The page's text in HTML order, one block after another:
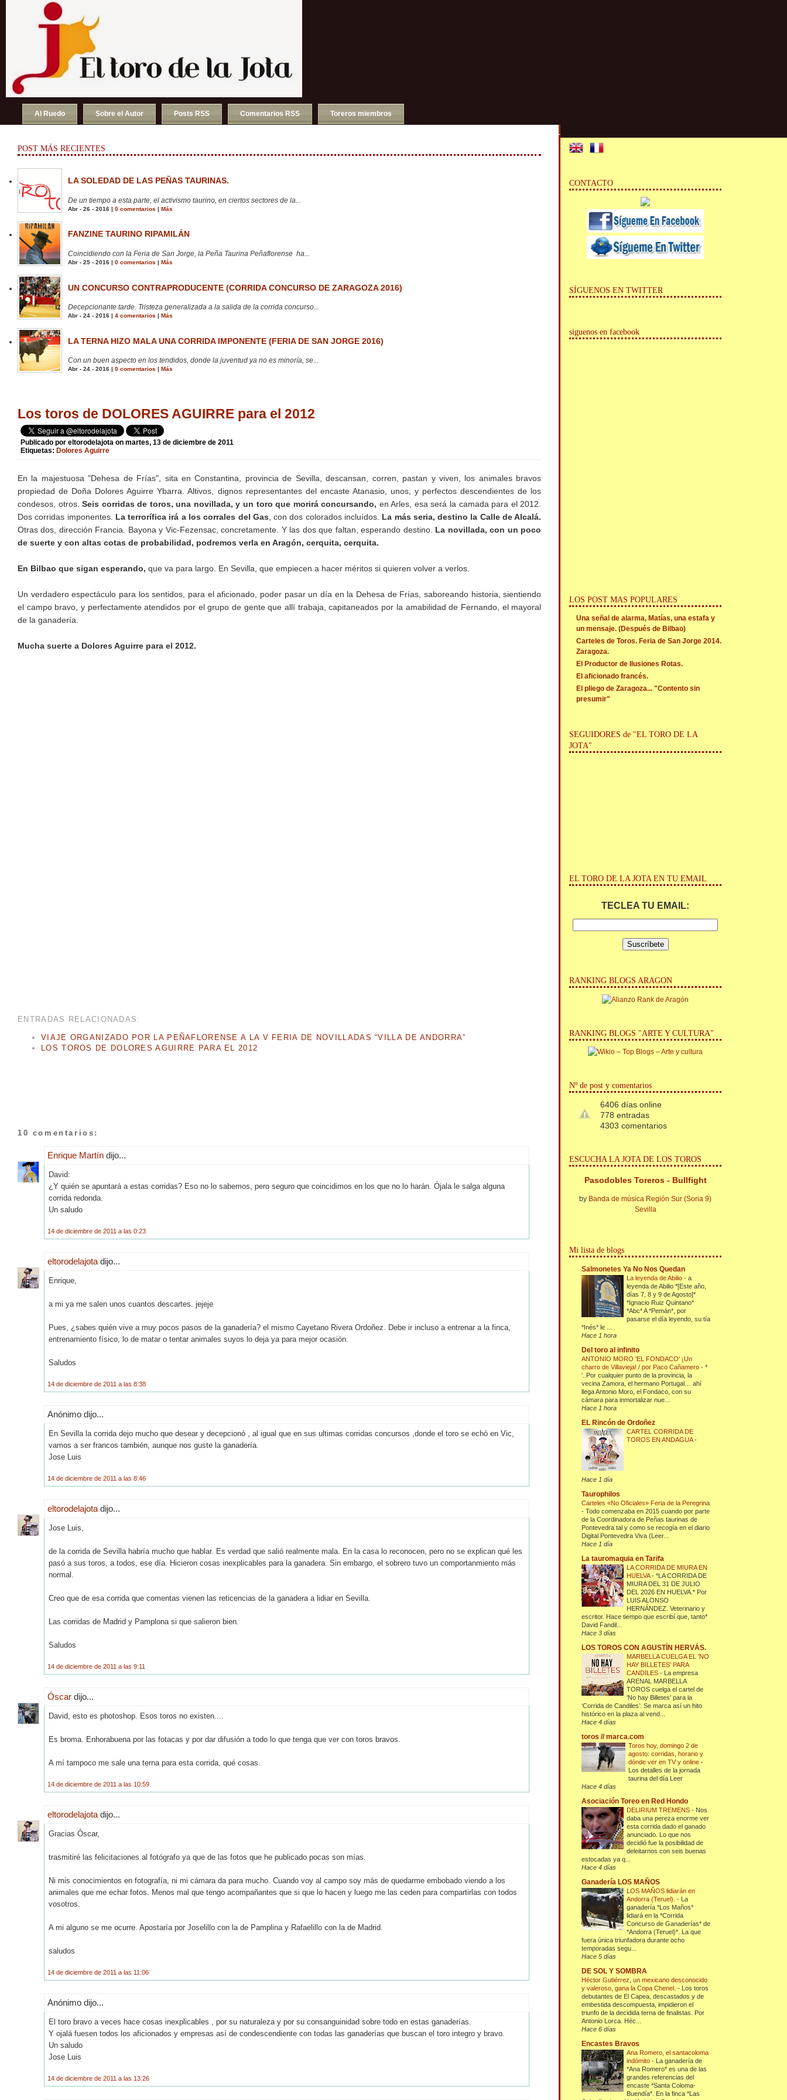
Al Ruedo Sobre el Autor Posts RSS Comentarios RSS Toreros miembros
POST MÁS RECIENTES
LA SOLEDAD DE LAS PEÑAS TAURINAS.
De un tiempo a esta parte, el activismo taurino, en ciertos sectores de la...
Abr - 26 - 2016 | 0 comentarios | Más
FANZINE TAURINO RIPAMILÁN
Coincidiendo con la Feria de San Jorge, la Peña Taurina Peñaflorense ha...
Abr - 25 - 2016 | 0 comentarios | Más
UN CONCURSO CONTRAPRODUCENTE (CORRIDA CONCURSO DE ZARAGOZA 2016)
Decepcionante tarde. Tristeza generalizada a la salida de la corrida concurso...
Abr - 24 - 2016 | 4 comentarios | Más
LA TERNA HIZO MALA UNA CORRIDA IMPONENTE (FERIA DE SAN JORGE 2016)
Con un buen aspecto en los tendidos, donde la juventud ya no es minoría, se...
Abr - 24 - 2016 | 0 comentarios Más
Los toros de DOLORES AGUIRRE para el 2012
Publicado por eltorodelajota on martes, 13 de diciembre de 2011
Etiquetas: Dolores Aguirre
En la majestuosa "Dehesa de Frías", sita en Constantina, provincia de Sevilla, descansan, corren, pastan y viven, los animales bravos
propiedad de Doña Dolores Aguirre Ybarra. Altivos, dignos representantes del encaste Atanasio, unos, y perfectos descendientes de los
condesos, otros.Seis corridas de toros, una novillada, y un toro que morirá concursando, en Arles, esa será la camada para el 2012.
Dos corridas imponentes. La terrorífica irá a los corrales del Gas , con dos colorados incluídos. La más seria, destino la Calle de Alcalá.
Otras dos, dirección Francia. Bayona y Vic-Fezensac, concretamente. Y las dos que faltan, esperando destino. La novillada, con un poco
de suerte y con altas cotas de probabilidad, podremos verla en Aragón, cerquita, cerquita.
En Bilbao que sigan esperando, que va para largo. En Sevilla, que empiecen a hacer méritos si quieren volver a verlos.
Un verdadero espectáculo para los sentidos, para el aficionado, poder pasar un día en la Dehesa de Frías, saboreando historia, sientiendo
el campo bravo, y perfectamente atendidos por el grupo de gente que allí trabaja, capitaneados por la amabilidad de Fernando, el mayoral
de la ganadería.
Mucha suerte a Dolores Aguirre para el 2012.
ENTRADAS RELACIONADAS:
VIAJE ORGANIZADO POR LA PEÑAFLORENSE A LA V FERIA DE NOVILLADAS “VILLA DE ANDORRA”
LOS TOROS DE DOLORES AGUIRRE PARA EL 2012
10 comentarios:
Enrique Martín dijo...
David:
¿Y quién se apuntará a estas corridas? Eso no lo sabemos, pero seguro que coincidimos en los que no lo harán. Ójala le salga alguna
corrida redonda.
Un saludo
14 de diciembre de 2011 a las 0:23
eltorodelajota dijo...
Enrique,
a mi ya me salen unos cuantos descartes. jejeje
Pues, ¿sabes quién vive a muy pocos pasos de la ganadería? el mismo Cayetano Rivera Ordoñez. Debe ir incluso a entrenar a la finca,
entrenamiento físico, lo de matar o tentar animales suyos lo deja ya para mejor ocasión.
Saludos
14 de diciembre de 2011 a las 8:38
Anónimo dijo...
En Sevilla la corrida dejo mucho que desear y decepcionó , al igual que en sus ultimas corridas concursos ,donde el toro se echó en Vic,
vamos a ser francos también, aunque nos guste la ganadería.
Jose Luis
14 de diciembre de 2011 a las 8:46
eltorodelajota dijo...
Jose Luis,
de la corrida de Sevilla habría mucho que hablar. Es verdad que salió realmente mala. En la casa lo reconocen, pero no se explican qué les
pasó a sus toros, a todos, ese día. Hicieron cosas inexplicables para la ganadera. Sin embargo, el sobrero tuvo un comportanmiento más
normal.
Creo que de esa corrida que comentas vienen las reticencias de la ganadera a lidiar en Sevilla.
Las corridas de Madrid y Pamplona si que salieron bien.
Saludos
14 de diciembre de 2011 a las 9:11
Óscar dijo...
David, esto es photoshop. Esos toros no existen....
Es broma. Enhorabuena por las fotacas y por dar difusión a todo lo que tenga que ver con toros bravos.
A mí tampoco me sale una terna para esta corrida, qué cosas.
14 de diciembre de 2011 a las 10:59
eltorodelajota dijo...
Gracias Óscar,
trasmitiré las felicitaciones al fotógrafo ya que de las fotos que he publicado pocas son mías.
Ni mis conocimientos en fotografía, ni mi cámara da para mucho. Cuando voy al campo soy más de quedarme embobado viendo a los
animales que me echar fotos. Menos mal que tengo acompañantes que si que lo hacen y luego me las ceden para compartirlas con todos
vosotros.
A mi alguno se me ocurre. Apostaría por Joselillo con la de Pamplina y Rafaelillo con la de Madrid.
saludos
14 de diciembre de 2011 a las 11:06
Anónimo dijo...
El toro bravo a veces hace cosas inexplicables , por su naturaleza y por su consanguinidad sobre todo en estas ganaderías.
Y ojalá fuesen todos los aficionados y empresas así de condescendiente con todas las ganaderías que buscan el toro integro y bravo.
Un saludo
Jose Luis
14 de diciembre de 2011 a las 13:26
CONTACTO
SÍGUENOS EN TWITTER
siguenos en facebook
LOS POST MAS POPULARES
Una señal de alarma, Matías, una estafa y
un mensaje. (Después de Bilbao)
Carteles de Toros. Feria de San Jorge 2014.
Zaragoza.
El Productor de Ilusiones Rotas.
El aficionado francés.
El pliego de Zaragoza... "Contento sin
presumir"
SEGUIDORES de "EL TORO DE LA
JOTA"
EL TORO DE LA JOTA EN TU EMAIL
TECLEA TU EMAIL:
RANKING BLOGS ARAGON
RANKING BLOGS "ARTE Y CULTURA"
Nº de post y comentarios
6406 días online
778 entradas
4303 comentarios
ESCUCHA LA JOTA DE LOS TOROS
Pasodobles Toreros - Bullfight
by Banda de música Región Sur (Soria 9)
Sevilla
Mi lista de blogs
Salmonetes Ya No Nos Quedan
La leyenda de Abilio-a
leyenda de Abilio *[Este año,
días 7, 8 y 9 de Agosto]*
*Ignacio Ruiz Quintano*
*Abc* A *Pemán*, por
pasarse el día leyendo, su tía
*Inés* le ...
Hace 1 hora
Del toro al infinito
ANTONIO MORO 'EL FONDACO' ¡Un
charro de Villavieja! / por Paco Cañamero-*
'..Por cualquier punto de la provincia, la
vecina Zamora, el hermano Portugal… ahí
llega Antonio Moro, el Fondaco, con su
cámara para inmortalizar nue...
Hace 1 hora
EL Rincón de Ordoñez
CARTEL CORRIDA DE
TOROS EN ANDAGUA-
Hace 1 día
Taurophilos
Carteles «No Oficiales» Feria de la Peregrina
-Todo comenzaba en 2015 cuando por parte
de la Coordinadora de Peñas taurinas de
Pontevedra tal y como se recogía en el diario
Digital Pontevedra Viva (Leer...
Hace 1 día
La tauromaquia en Tarifa
LA CORRIDA DE MIURA EN
HUELVA-*LA CORRIDA DE
MIURA DEL 31 DE JULIO
DEL 2026 EN HUELVA.* Por
LUIS ALONSO
HERNÁNDEZ. Veterinario y
escritor. Hace tiempo que escribí que, tanto*
David Fandil...
Hace 3 días
LOS TOROS CON AGUSTÍN HERVÁS.
MARBELLA CUELGA EL 'NO
HAY BILLETES' PARA
CANDILES- La empresa
ARENAL MARBELLA
TOROS cuelga el cartel de
'No hay Billetes' para la
‘Corrida de Candiles’. Se marca así un hito
histórico en la plaza al vend...
Hace 4 días
toros // marca.com
Toros hoy, domingo 2 de
agosto: corridas, horario y
dónde ver en TV y online-
Los detalles de la jornada
taurina del día Leer
Hace 4 días
Asociación Toreo en Red Hondo
DELIRIUM TREMENS- Nos
daba una pereza enorme ver
esta corrida dado el ganado
anunciado. Lo que nos
decidió fue la posibilidad de
deleitarnos con seis buenas
estocadas ya q...
Hace 4 días
Ganadería LOS MAÑOS
LOS MAÑOS lidiarán en
Andorra (Teruel).- La
ganadería *Los Maños*
lidiará en la *Corrida
Concurso de Ganaderías* de
*Andorra (Teruel)*. La que
fuera única triunfadora durante ocho
temporadas segu...
Hace 5 días
DE SOL Y SOMBRA
Héctor Gutiérrez, un mexicano desconocido
y valeroso, gana la Copa Chenel.- Los toros
debutantes de El Capea, descastados y de
embestida descompuesta, impidieron el
triunfo de la decidida terna de finalistas. Por
Antonio Lorca. Héc...
Hace 6 días
Encastes Bravos
Ana Romero, el santacoloma
indómito- La ganadería de
*Ana Romero* es una de las
grandes referencias del
encaste *Santa Coloma-
Buendía*. En la finca *Las